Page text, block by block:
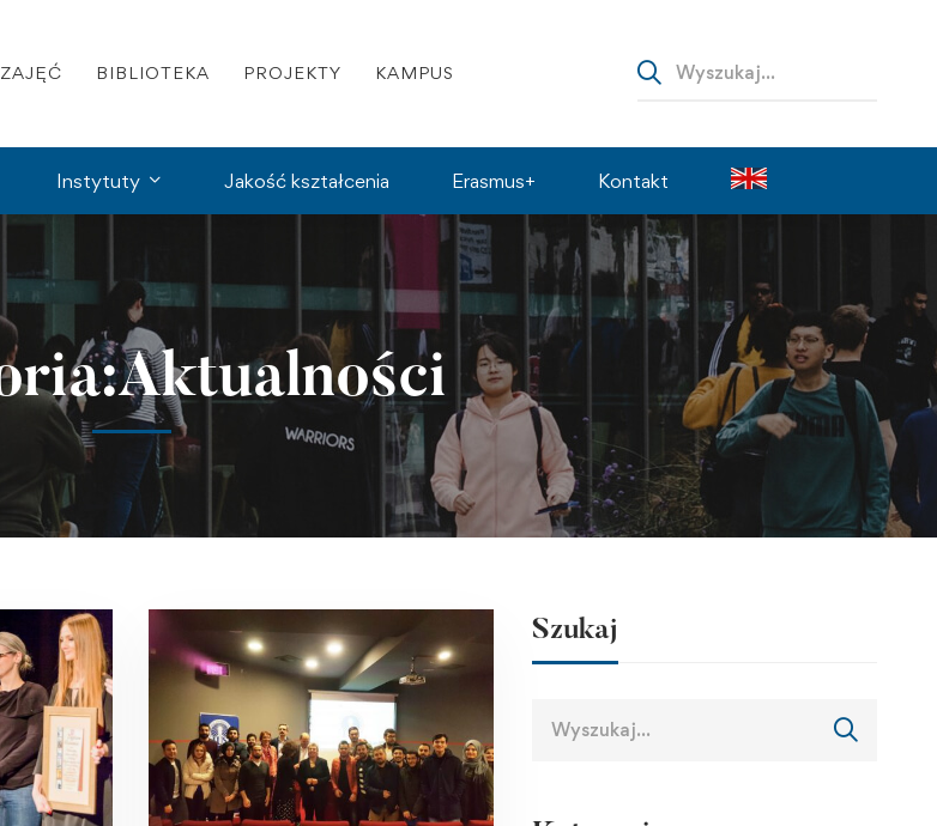
BIBLIOTEKA PROJEKTY KAMPUS
Instytuty Jakość kształcenia Erasmus+ Kontakt
Szukaj